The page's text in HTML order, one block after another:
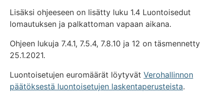
Lisäksi ohjeeseen on lisätty luku 1.4 Luontoisedut
lomautuksen ja palkattoman vapaan aikana.
Ohjeen lukuja 7.4.1, 7.5.4, 7.8.10 ja 12 on täsmennetty
25.1.2021.
Luontoisetujen euromäärät löytyvät Verohallinnon
päätöksestä luontoisetujen laskentaperusteista.